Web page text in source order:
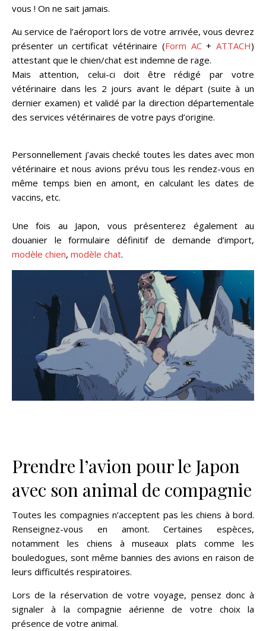
vous ! On ne sait jamais.
Au service de l’aéroport lors de votre arrivée, vous devrez
présenter un certificat vétérinaire (Form AC+ATTACH)
attestant que le chien/chat est indemne de rage.
Mais attention, celui-ci doit être rédigé par votre
vétérinaire dans les 2 jours avant le départ (suite à un
dernier examen) et validé par la direction départementale
des services vétérinaires de votre pays d’origine.
Personnellement j’avais checké toutes les dates avec mon
vétérinaire et nous avions prévu tous les rendez-vous en
même temps bien en amont, en calculant les dates de
vaccins, etc.
Une fois au Japon, vous présenterez également au
douanier le formulaire définitif de demande d’import,
modèle chien, modèle chat.
Prendre l’avion pour le Japon
avec son animal de compagnie
Toutes les compagnies n’acceptent pas les chiens à bord.
Renseignez-vous en amont. Certaines espèces,
notamment les chiens à museaux plats comme les
bouledogues, sont même bannies des avions en raison de
leurs difficultés respiratoires.
Lors de la réservation de votre voyage, pensez donc à
signaler à la compagnie aérienne de votre choix la
présence de votre animal.